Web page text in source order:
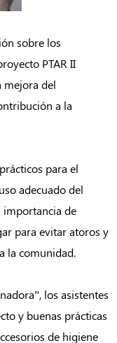
sobre los
PTAR II
mejora del
a la
para el
adecuado del
importancia de
para evitar atoros y
la comunidad.
los asistentes
y buenas prácticas
de higiene